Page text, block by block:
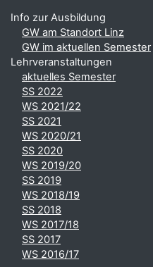
Info zur Ausbildung
GW am Standort Linz
GW im aktuellen Semester
Lehrveranstaltungen
aktuelles Semester
SS 2022
WS 2021/22
SS 2021
WS 2020/21
SS 2020
WS 2019/20
SS 2019
WS 2018/19
SS 2018
WS 2017/18
SS 2017
WS 2016/17